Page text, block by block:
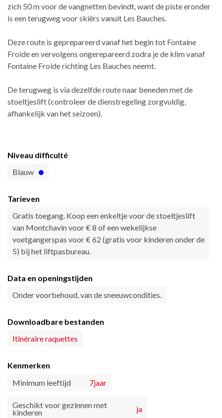
zich 50 m voor de vangnetten bevindt, want de piste eronder
is een terugweg voor skiërs vanuit Les Bauches.
Deze route is geprepareerd vanaf het begin tot Fontaine
Froide en vervolgens ongerepareerd zodra je de klim vanaf
Fontaine Froide richting Les Bauches neemt.
De terugweg is via dezelfde route naar beneden met de
stoeltjeslift (controleer de dienstregeling zorgvuldig,
afhankelijk van het seizoen).
Niveau difficulté
Blauw
Tarieven
Gratis toegang. Koop een enkeltje voor de stoeltjeslift
van Montchavin voor € 8 of een wekelijkse
voetgangerspas voor € 62 (gratis voor kinderen onder de
5) bij het liftpasbureau.
Data en openingstijden
Onder voorbehoud, van de sneeuwcondities.
Downloadbare bestanden
Itinéraire raquettes
Kenmerken
Minimum leeftijd
7jaar
Geschikt voor gezinnen met
kinderen ja